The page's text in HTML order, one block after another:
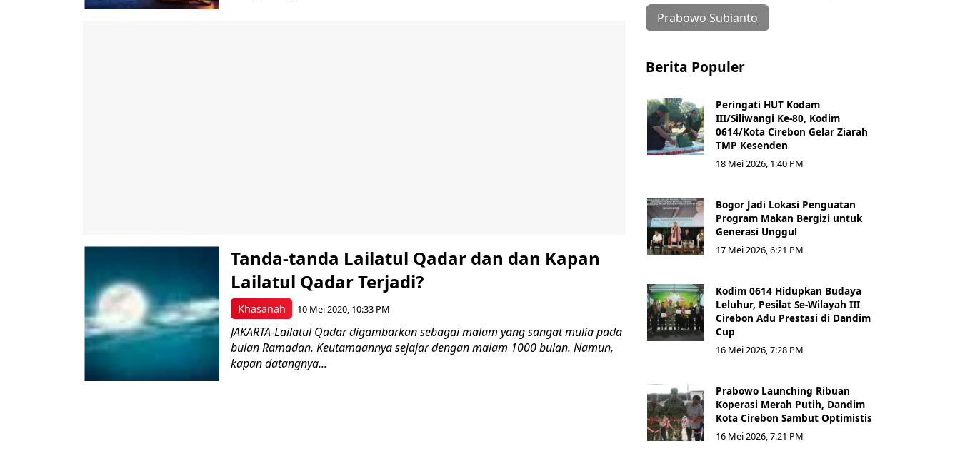
Khasanah
Tanda-tanda Lailatul Qadar dan dan Kapan
Lailatul Qadar Terjadi?
10 Mei 2020, 10:33 PM
JAKARTA-Lailatul Qadar digambarkan sebagai malam yang sangat mulia pada
bulan Ramadan. Keutamaannya sejajar dengan malam 1000 bulan. Namun,
kapan datangnya...
Prabowo Subianto
Berita Populer
Peringati HUT Kodam
III/Siliwangi Ke-80, Kodim
0614/Kota Cirebon Gelar Ziarah
TMP Kesenden
18 Mei 2026, 1:40 PM
Bogor Jadi Lokasi Penguatan
Program Makan Bergizi untuk
Generasi Unggul
17 Mei 2026, 6:21 PM
Kodim 0614 Hidupkan Budaya
Leluhur, Pesilat Se-Wilayah III
Cirebon Adu Prestasi di Dandim
Cup
16 Mei 2026, 7:28 PM
Prabowo Launching Ribuan
Koperasi Merah Putih, Dandim
Kota Cirebon Sambut Optimistis
16 Mei 2026, 7:21 PM